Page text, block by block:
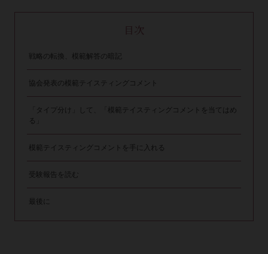
目次
戦略の転換、模範解答の暗記
協会発表の模範テイスティングコメント
「タイプ分け」して、「模範テイスティングコメントを当てはめ
る」
模範テイスティングコメントを手に入れる
受験報告を読む
最後に